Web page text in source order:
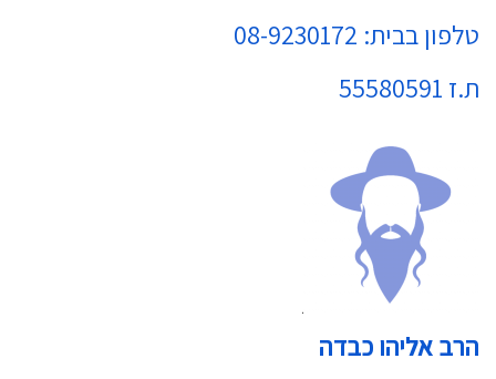
טלפון בבית: 08-9230172
ת.ז 55580591
הרב אליהו כבדה